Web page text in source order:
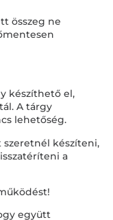
összeg ne
készíthető el,
A tárgy
lehetőség.
szeretnél készíteni,
a
együtt